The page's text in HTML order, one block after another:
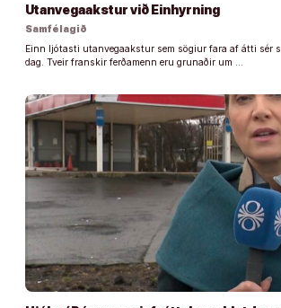
Utanvegaakstur við Einhyrning
Samfélagið
Einn ljótasti utanvegaakstur sem sögiur fara af átti sér
dag. Tveir franskir ferðamenn eru grunaðir um …